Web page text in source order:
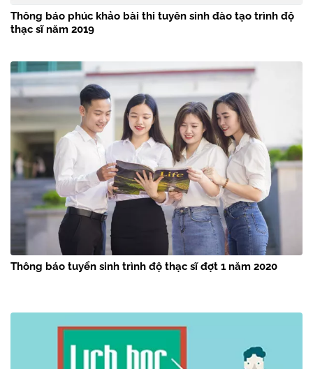
Thông báo phúc khảo bài thi tuyên sinh đào tạo trình độ
thạc sĩ năm 2019
Thông báo tuyển sinh trình độ thạc sĩ đợt 1 năm 2020